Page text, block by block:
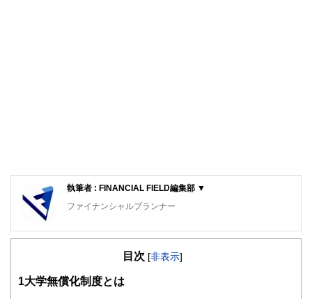
執筆者 : FINANCIAL FIELD編集部 ▼
ファイナンシャルプランナー
FinancialField編集部は、金融、経済に関する記事を、日々
知識がない方でも理解できるようわかりやすく発信していま
目次 [非表示]
1 大学無償化制度とは